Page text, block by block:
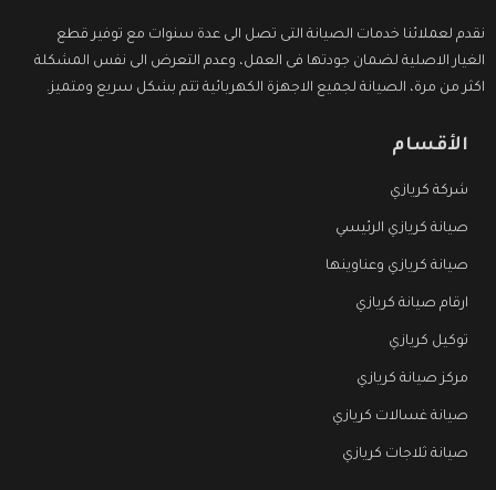
نقدم لعملائنا خدمات الصيانة التى تصل الى عدة سنوات مع توفير قطع
الغيار الاصلية لضمان جودتها فى العمل، وعدم التعرض الى نفس المشكلة
اكثر من مرة، الصيانة لجميع الاجهزة الكهربائية تتم بشكل سريع ومتميز.
الأقسام
شركة كريازي
صيانة كريازي الرئيسي
صيانة كريازي وعناوينها
ارقام صيانة كريازي
توكيل كريازي
مركز صيانة كريازي
صيانة غسالات كريازي
صيانة ثلاجات كريازي